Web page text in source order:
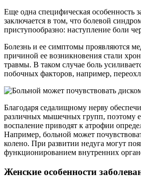
Еще одна специфическая особенность
заключается в том, что болевой
приступообразно: наступление боли
Болезнь и ее симптомы проявляются
причиной ее возникновения стали
травмы. В таком случае боль
побочных факторов, например,
Благодаря седалищному нерву
различных мышечных групп, поэтому
воспаление приводят к атрофии
Например, больной может
колено. При развитии недуга могут
функционированием внутренних
Женские особенности